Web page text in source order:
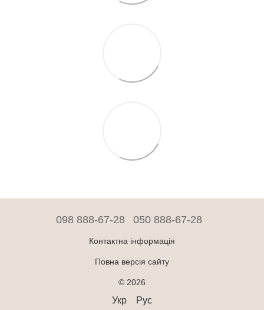
098 888-67-28 050 888-67-28
Контактна інформація
Повна версія сайту
© 2026
Укр Рус